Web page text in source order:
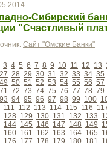
Сибирский
"Счастливый
Сайт "Омские Банки"
3 4 5 6 7 8 9 10 11 12 13
27 28 29 30 31 32 33 34 35
49 50 51 52 53 54 55 56 57
71 72 73 74 75 76 77 78 79
93 94 95 96 97 98 99 100
111 112 113 114 115 116
128 129 130 131 132 133
144 145 146 147 148 149
160 161 162 163 164 165
176 177 178 179 180 181